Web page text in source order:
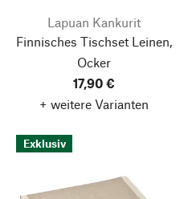
Lapuan Kankurit
Finnisches Tischset Leinen,
Ocker
17,90 €
+ weitere Varianten
Exklusiv